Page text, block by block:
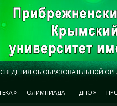
СВЕДЕНИЯ ОБ ОБРАЗОВАТЕЛЬНОЙ
» ОЛИМПИАДА ДПО»